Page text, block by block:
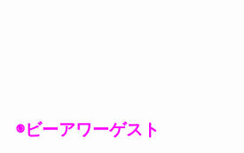
◉ビーアワーゲスト